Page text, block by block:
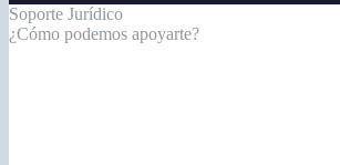
Soporte Jurídico
¿Cómo podemos apoyarte?